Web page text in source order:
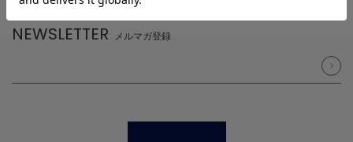
NEWSLETTER メルマガ登録